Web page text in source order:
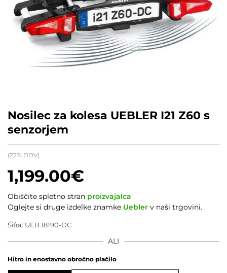
Nosilec za kolesa UEBLER I21 Z60 s
senzorjem
1,199.00€
(22% DDV)
ALI
Hitro in enostavno obročno plačilo
Obiščite spletno stran proizvajalca
Oglejte si druge izdelke znamke Uebler v naši trgovini.
Šifra: UEB.18190-DC